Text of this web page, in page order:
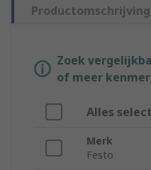
Productomschrijving
Zoek
of meer
Alles
Merk
Festo